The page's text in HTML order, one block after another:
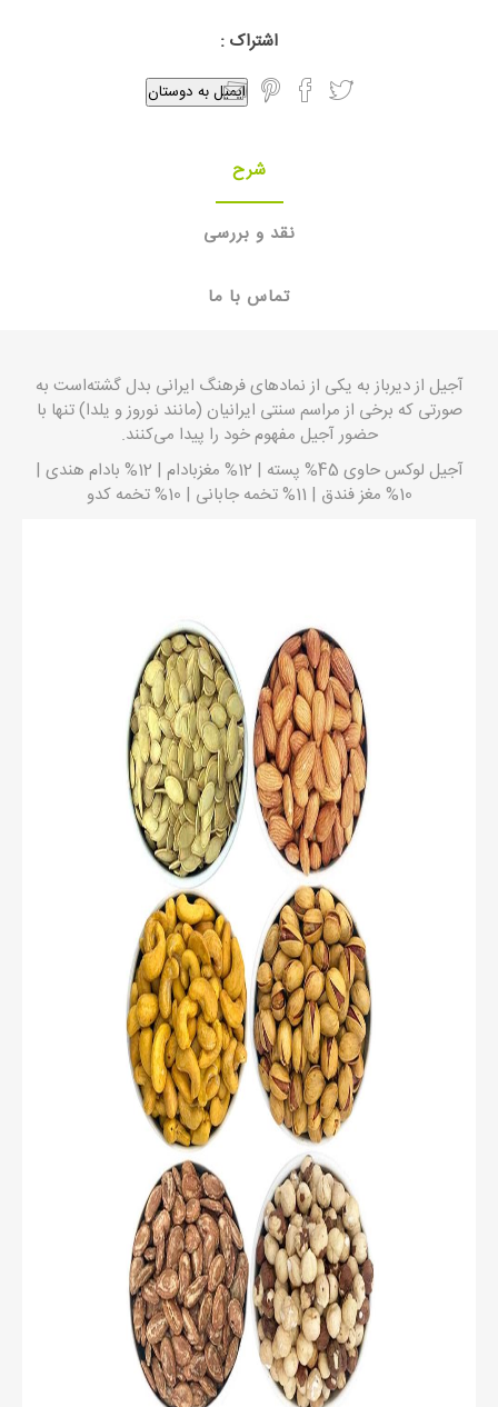
اشتراک :
ایمیل به دوستان
شرح
نقد و بررسی
تماس با ما
آجیل از دیرباز به یکی از نمادهایفرهنگ ایرانی بدل گشته‌است به
صورتی که برخی از مراسم سنتی ایرانیان (مانند نوروزو یلدا) تنها با
حضور آجیل مفهوم خود را پیدا می‌کنند.
آجیل لوکس حاوی 45%
پسته | 12% مغزبادام | 12% بادام هندی |
10%
مغز فندق | 11% تخمه جابانی | 10% تخمه کدو